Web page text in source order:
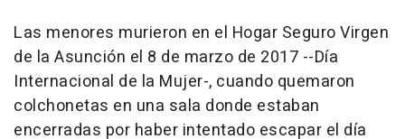
Las menores murieron en el Hogar Seguro Virgen
de la Asunción el 8 de marzo de 2017 --Día
Internacional de la Mujer-, cuando quemaron
colchonetas en una sala donde estaban
encerradas por haber intentado escapar el día